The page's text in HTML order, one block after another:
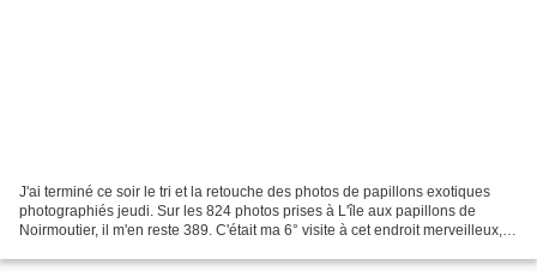
J'ai terminé ce soir le tri et la retouche des photos de papillons exotiques
photographiés jeudi. Sur les 824 photos prises à L'île aux papillons de
Noirmoutier, il m'en reste 389. C'était ma 6° visite à cet endroit merveilleux, et